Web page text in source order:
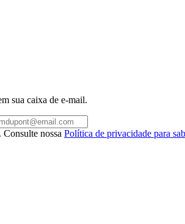
sua caixa de e-mail.
nossa Política de privacidade para